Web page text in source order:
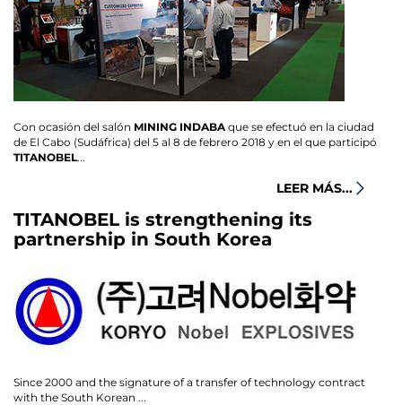
Con ocasión del salón MINING INDABAque se efectuó en la ciudad
de El Cabo (Sudáfrica) del 5 al 8 de febrero 2018 y en el que participó
TITANOBEL...
LEER MÁS...
TITANOBEL is strengthening its
partnership in South Korea
Since 2000 and the signature of a transfer of technology contract
with the South Korean ...